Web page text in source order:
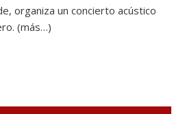
organiza un concierto acústico
(más…)